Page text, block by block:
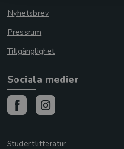
Nyhetsbrev
Pressrum
Tillgänglighet
Sociala medier
Studentlitteratur